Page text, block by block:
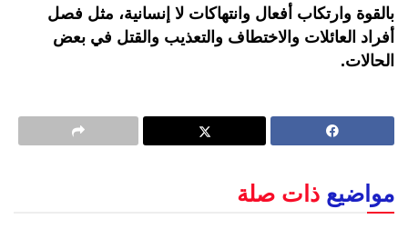
بالقوة وارتكاب أفعال وانتهاكات لا إنسانية، مثل فصل
أفراد العائلات والاختطاف والتعذيب والقتل في بعض
الحالات.
مواضيع ذات صلة